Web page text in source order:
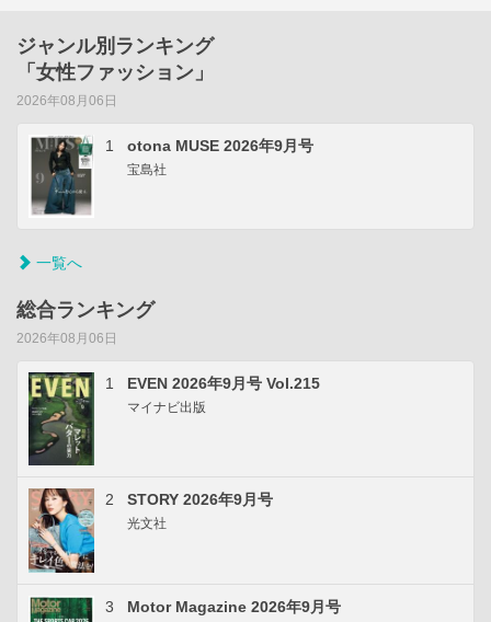
ジャンル別ランキング
「女性ファッション」
2026年08月06日
1 otona MUSE 2026年9月号
宝島社
一覧へ
総合ランキング
2026年08月06日
1 EVEN 2026年9月号 Vol.215
マイナビ出版
2 STORY 2026年9月号
光文社
3 Motor Magazine 2026年9月号